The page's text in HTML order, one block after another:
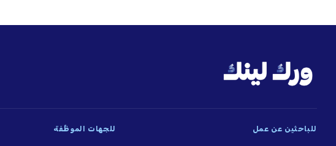
للباحثين عن عمل للجهات الموظِّفة